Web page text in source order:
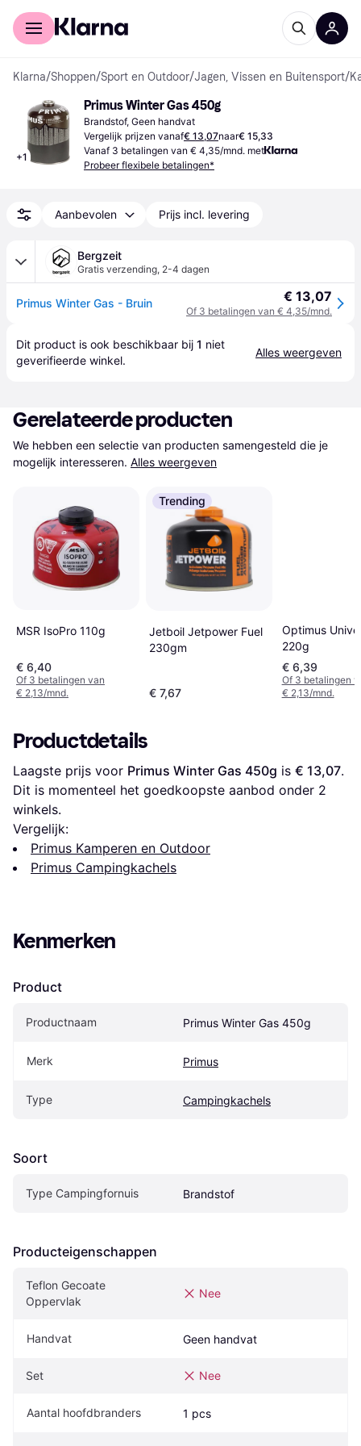
Voor shoppers
Klarna/Shoppen/Sport en Outdoor/Jagen, Vissen en Buitensport/
+1
Primus Winter Gas 450g
Brandstof, Geen handvat
Vergelijk prijzen vanaf€ 13,07naar€ 15,33
Vanaf 3 betalingen van € 4,35/mnd. met
Probeer flexibele betalingen*
Aanbevolen Prijs incl. levering
Bergzeit
Gratis verzending, 2-4 dagen
Primus Winter Gas - Bruin € 13,07
Of 3 betalingen van € 4,35/mnd.
Dit product is ook beschikbaar bij 1 niet
geverifieerde winkel.
Alles weergeven
Gerelateerde producten
We hebben een selectie van producten samengesteld die je
mogelijk interesseren. Alles weergeven
MSR IsoPro 110g
€ 6,40
Of 3 betalingen van
€ 2,13/mnd.
Trending
Jetboil Jetpower Fuel
230gm
€ 7,67
Optimus
220g
€ 6,39
Of 3 betalingen
€ 2,13/mnd.
Productdetails
Laagste prijs voor Primus Winter Gas 450g is € 13,07.
Dit is momenteel het goedkoopste aanbod onder 2
winkels.
Vergelijk:
Primus Kamperen en Outdoor
Primus Campingkachels
Kenmerken
Product
Productnaam Primus Winter Gas 450g
Merk Primus
Type Campingkachels
Soort
Type Campingfornuis Brandstof
Producteigenschappen
Teflon Gecoate
Oppervlak
Nee
Handvat Geen handvat
Set Nee
Aantal hoofdbranders 1 pcs